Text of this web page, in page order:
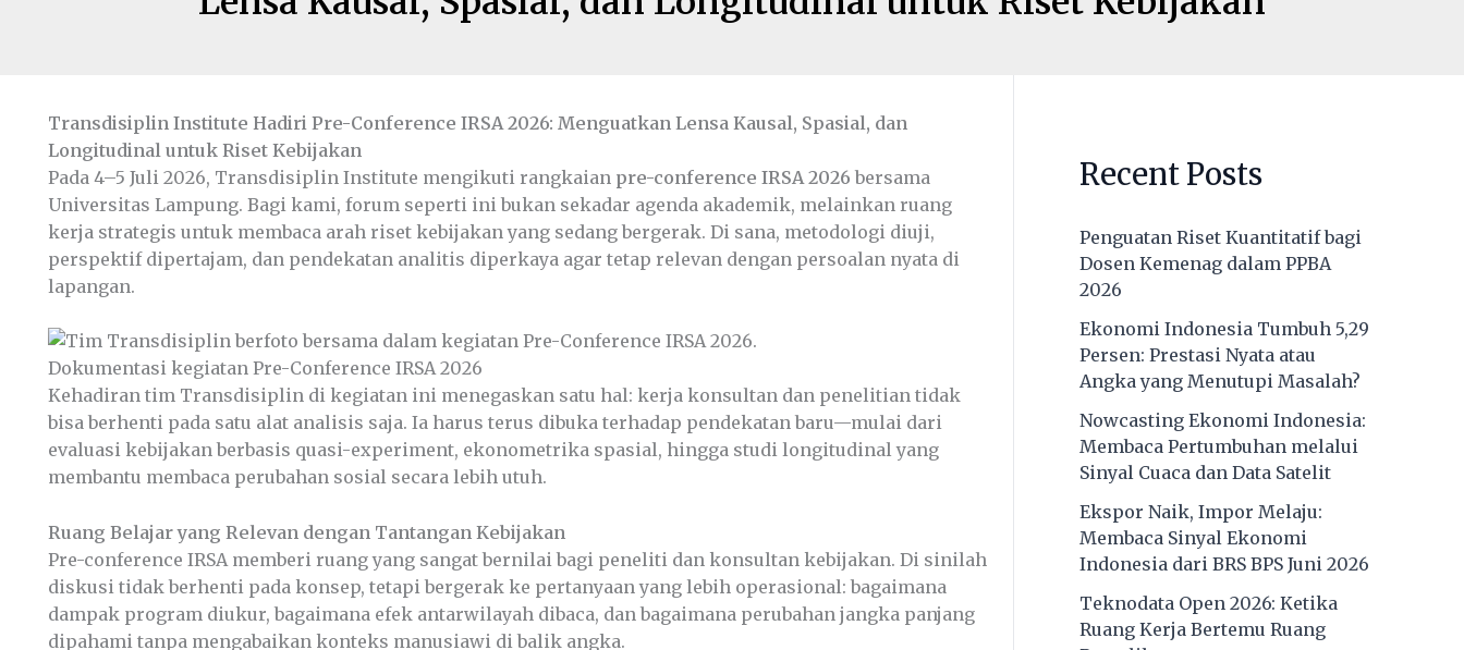
Transdisiplin Institute Hadiri Pre-Conference IRSA 2026: Menguatkan Lensa Kausal, Spasial, dan
Longitudinal untuk Riset Kebijakan
Pada 4–5 Juli 2026, Transdisiplin Institute mengikuti rangkaian pre-conference IRSA 2026 bersama
Universitas Lampung. Bagi kami, forum seperti ini bukan sekadar agenda akademik, melainkan ruang
kerja strategis untuk membaca arah riset kebijakan yang sedang bergerak. Di sana, metodologi diuji,
perspektif dipertajam, dan pendekatan analitis diperkaya agar tetap relevan dengan persoalan nyata di
lapangan.
Dokumentasi kegiatan Pre-Conference IRSA 2026
Kehadiran tim Transdisiplin di kegiatan ini menegaskan satu hal: kerja konsultan dan penelitian tidak
bisa berhenti pada satu alat analisis saja. Ia harus terus dibuka terhadap pendekatan baru—mulai dari
evaluasi kebijakan berbasis quasi-experiment, ekonometrika spasial, hingga studi longitudinal yang
membantu membaca perubahan sosial secara lebih utuh.
Ruang Belajar yang Relevan dengan Tantangan Kebijakan
Pre-conference IRSA memberi ruang yang sangat bernilai bagi peneliti dan konsultan kebijakan. Di sinilah
diskusi tidak berhenti pada konsep, tetapi bergerak ke pertanyaan yang lebih operasional: bagaimana
dampak program diukur, bagaimana efek antarwilayah dibaca, dan bagaimana perubahan jangka panjang
dipahami tanpa mengabaikan konteks manusiawi di balik angka.
Recent Posts
Penguatan Riset Kuantitatif bagi
Dosen Kemenag dalam PPBA
2026
Ekonomi Indonesia Tumbuh 5,29
Persen: Prestasi Nyata atau
Angka yang Menutupi Masalah?
Nowcasting Ekonomi Indonesia:
Membaca Pertumbuhan melalui
Sinyal Cuaca dan Data Satelit
Ekspor Naik, Impor Melaju:
Membaca Sinyal Ekonomi
Indonesia dari BRS BPS Juni 2026
Teknodata Open 2026: Ketika
Ruang Kerja Bertemu Ruang